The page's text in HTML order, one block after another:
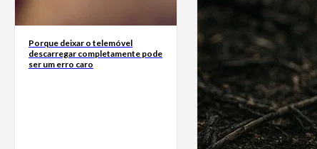
Porque deixar o telemóvel
descarregar completamente pode
ser um erro caro